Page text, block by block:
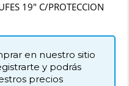
19″ C/PROTECCION
en nuestro sitio
y podrás
precios